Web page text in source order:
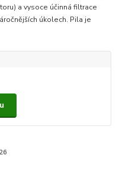
a vysoce účinná filtrace
úkolech. Pila je